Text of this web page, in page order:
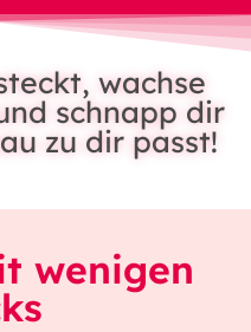
wachse
schnapp dir
zu dir passt!
wenigen